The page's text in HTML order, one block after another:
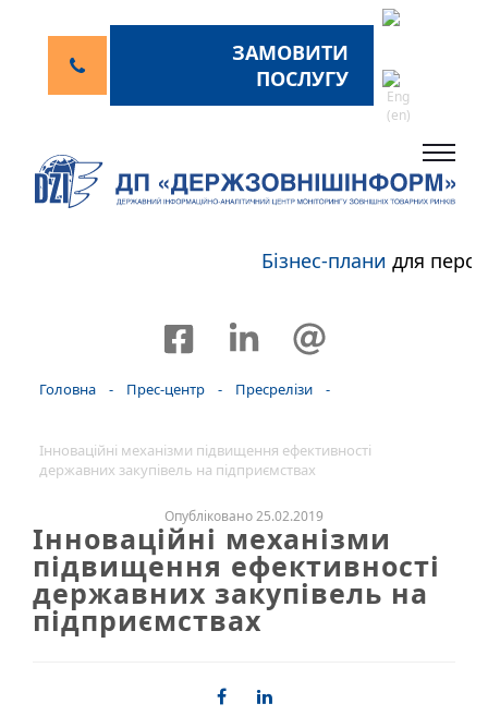
ЗАМОВИТИ
ПОСЛУГУ
Бізнес-планидля
Головна - Прес-центр - Пресрелізи -
Інноваційні механізми підвищення ефективності
державних закупівель на підприємствах
Опубліковано 25.02.2019
Інноваційні механізми
підвищення ефективності
державних закупівель на
підприємствах